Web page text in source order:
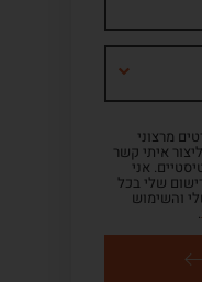
מרצוני
איתי קשר
אני
שלי בכל
והשימוש
.